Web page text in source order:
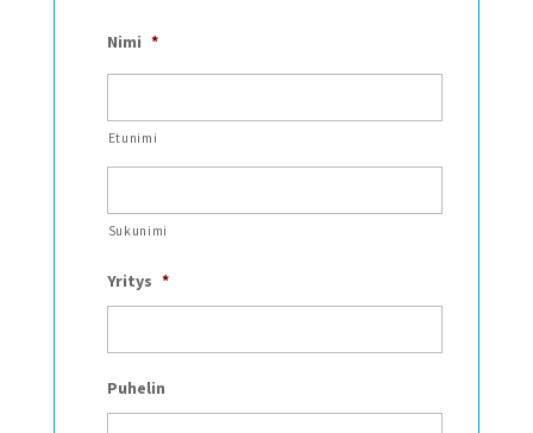
Nimi *
Etunimi
Sukunimi
Yritys *
Puhelin